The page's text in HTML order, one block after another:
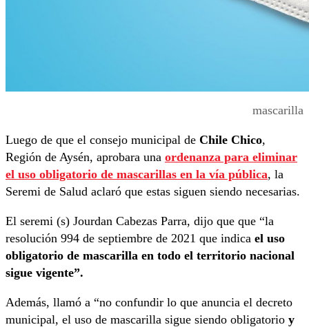
mascarilla
Luego de que el consejo municipal de Chile Chico,
Región de Aysén, aprobara una ordenanza para eliminar
el uso obligatorio de mascarillas en la vía pública, la
Seremi de Salud aclaró que estas siguen siendo necesarias.
El seremi (s) Jourdan Cabezas Parra, dijo que que “la
resolución 994 de septiembre de 2021 que indica el uso
obligatorio de mascarilla en todo el territorio nacional
sigue vigente”.
Además, llamó a “no confundir lo que anuncia el decreto
municipal, el uso de mascarilla sigue siendo obligatorio y